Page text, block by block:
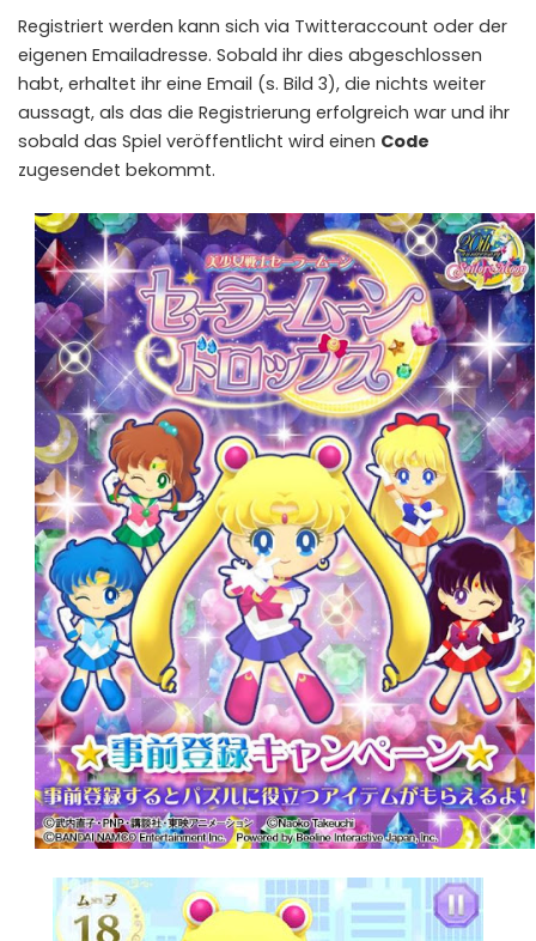
Registriert werden kann sich via Twitteraccount oder der
eigenen Emailadresse. Sobald ihr dies abgeschlossen
habt, erhaltet ihr eine Email (s. Bild 3), die nichts weiter
aussagt, als das die Registrierung erfolgreich war und ihr
sobald das Spiel veröffentlicht wird einen Code
zugesendet bekommt.